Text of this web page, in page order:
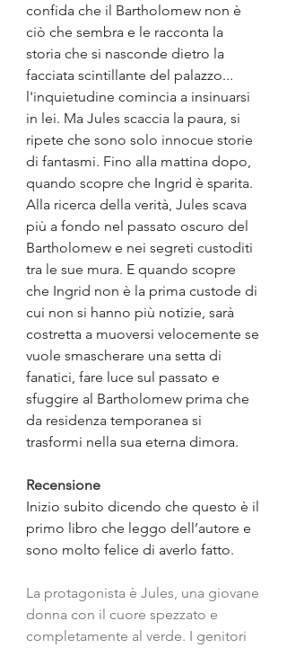
confida che il Bartholomew non è
ciò che sembra e le racconta la
storia che si nasconde dietro la
facciata scintillante del palazzo...
l'inquietudine comincia a insinuarsi
in lei. Ma Jules scaccia la paura, si
ripete che sono solo innocue storie
di fantasmi. Fino alla mattina dopo,
quando scopre che Ingrid è sparita.
Alla ricerca della verità, Jules scava
più a fondo nel passato oscuro del
Bartholomew e nei segreti custoditi
tra le sue mura. E quando scopre
che Ingrid non è la prima custode di
cui non si hanno più notizie, sarà
costretta a muoversi velocemente se
vuole smascherare una setta di
fanatici, fare luce sul passato e
sfuggire al Bartholomew prima che
da residenza temporanea si
trasformi nella sua eterna dimora.
Recensione
Inizio subito dicendo che questo è il
primo libro che leggo dell’autore e
sono molto felice di averlo fatto.
La protagonista è Jules, una giovane
donna con il cuore spezzato e
completamente al verde. I genitori